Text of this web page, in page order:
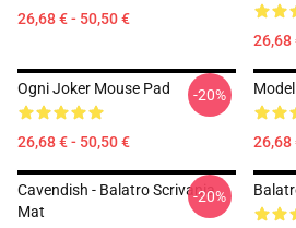
26,68 € - 50,50 €
26,68
Ogni Joker Mouse Pad
26,68 € - 50,50 €
-20%
26,68
Cavendish - Balatro Scrivania
Mat
-20%